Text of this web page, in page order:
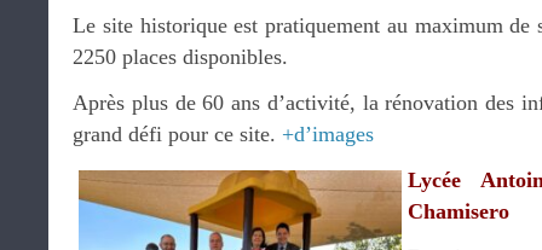
Le site historique est pratiquement au maximum de
2250 places disponibles.
Après plus de 60 ans d’activité, la rénovation des
grand défi pour ce site. +d’images
Lycée
Chamisero